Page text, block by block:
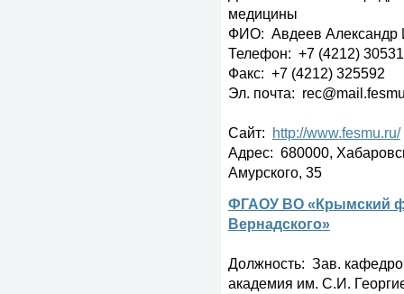
медицины
ФИО: Авдеев Александр
Телефон: +7 (4212)
Факс: +7 (4212) 325592
Эл. почта:
Сайт: http://www.fesmu.ru/
Адрес: 680000,
Амурского, 35
ФГАОУ ВО «Крымский
Вернадского»
Должность: Зав.
академия им. С.И.